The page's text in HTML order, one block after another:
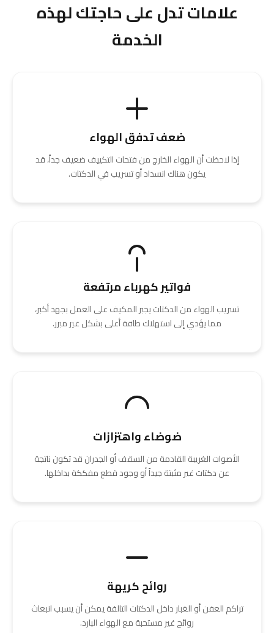
علامات تدل على حاجتك لهذه
الخدمة
ضعف تدفق الهواء
إذا لاحظت أن الهواء الخارج من فتحات التكييف ضعيف جداً، قد
يكون هناك انسداد أو تسريب في الدكتات.
فواتير كهرباء مرتفعة
تسريب الهواء من الدكتات يجبر المكيف على العمل بجهد أكبر،
مما يؤدي إلى استهلاك طاقة أعلى بشكل غير مبرر.
ضوضاء واهتزازات
الأصوات الغريبة القادمة من السقف أو الجدران قد تكون ناتجة
عن دكتات غير مثبتة جيداً أو وجود قطع مفككة بداخلها.
روائح كريهة
تراكم العفن أو الغبار داخل الدكتات التالفة يمكن أن يسبب انبعاث
روائح غير مستحبة مع الهواء البارد.